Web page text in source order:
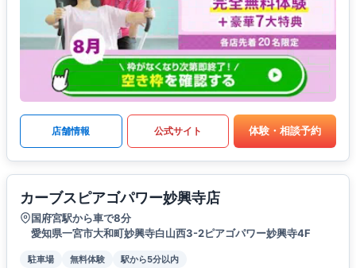
店舗情報 公式サイト 体験・相談予約
カーブスピアゴパワー妙興寺店
国府宮駅から車で8分
愛知県一宮市大和町妙興寺白山西3-2ピアゴパワー妙興寺4F
駐車場 無料体験 駅から5分以内